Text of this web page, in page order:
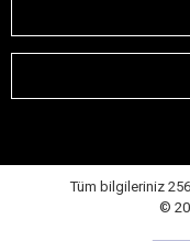
Tüm bilgileriniz
©